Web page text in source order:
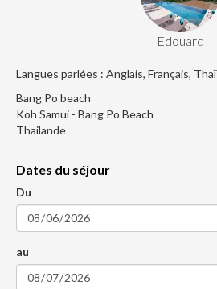
Edouard
Langues parlées : Anglais, Français, Thaï
Bang Po beach
Koh Samui - Bang Po Beach
Thailande
Dates du séjour
Du
au